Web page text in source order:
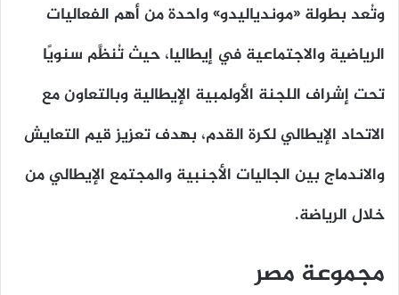
وتُعد بطولة «موندياليدو» واحدة من أهم الفعاليات
الرياضية والاجتماعية في إيطاليا، حيث تُنظَّم سنويًا
تحت إشراف اللجنة الأولمبية الإيطالية وبالتعاون مع
الاتحاد الإيطالي لكرة القدم، بهدف تعزيز قيم التعايش
والاندماج بين الجاليات الأجنبية والمجتمع الإيطالي من
خلال الرياضة.
مجموعة مصر